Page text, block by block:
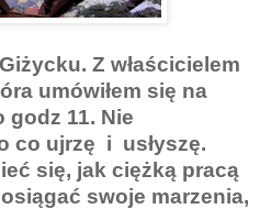
Z właścicielem
umówiłem się na
godz 11. Nie
co ujrzę i usłyszę.
się, jak ciężką pracą
swoje marzenia,